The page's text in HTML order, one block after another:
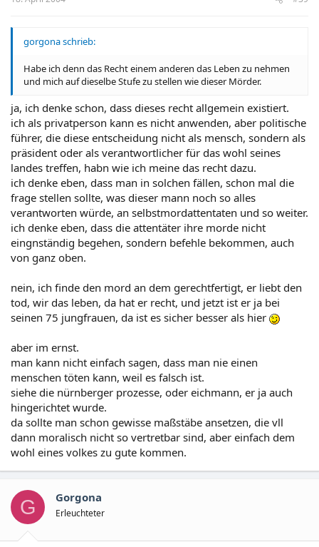
gorgona schrieb:
Habe ich denn das Recht einem anderen das Leben zu nehmen
und mich auf dieselbe Stufe zu stellen wie dieser Mörder.
ja, ich denke schon, dass dieses recht allgemein existiert.
ich als privatperson kann es nicht anwenden, aber politische
führer, die diese entscheidung nicht als mensch, sondern als
präsident oder als verantwortlicher für das wohl seines
landes treffen, habn wie ich meine das recht dazu.
ich denke eben, dass man in solchen fällen, schon mal die
frage stellen sollte, was dieser mann noch so alles
verantworten würde, an selbstmordattentaten und so weiter.
ich denke eben, dass die attentäter ihre morde nicht
eingnständig begehen, sondern befehle bekommen, auch
von ganz oben.
nein, ich finde den mord an dem gerechtfertigt, er liebt den
tod, wir das leben, da hat er recht, und jetzt ist er ja bei
seinen 75 jungfrauen, da ist es sicher besser als hier
aber im ernst.
man kann nicht einfach sagen, dass man nie einen
menschen töten kann, weil es falsch ist.
siehe die nürnberger prozesse, oder eichmann, er ja auch
hingerichtet wurde.
da sollte man schon gewisse maßstäbe ansetzen, die vll
dann moralisch nicht so vertretbar sind, aber einfach dem
wohl eines volkes zu gute kommen.
G Gorgona
Erleuchteter